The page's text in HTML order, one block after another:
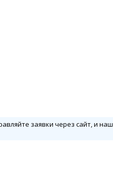
заявки через сайт, и наш